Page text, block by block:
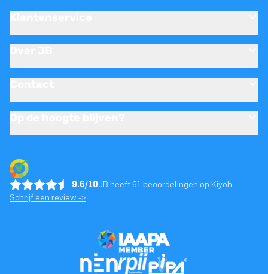
9.6/10JB heeft 61 beoordelingen op Kiyoh
Schrijf een review ->